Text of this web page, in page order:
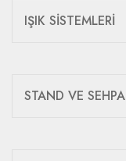
IŞIK SİSTEMLERİ
STAND VE SEHPA